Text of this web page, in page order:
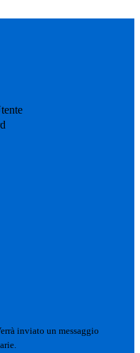
inviato un messaggio